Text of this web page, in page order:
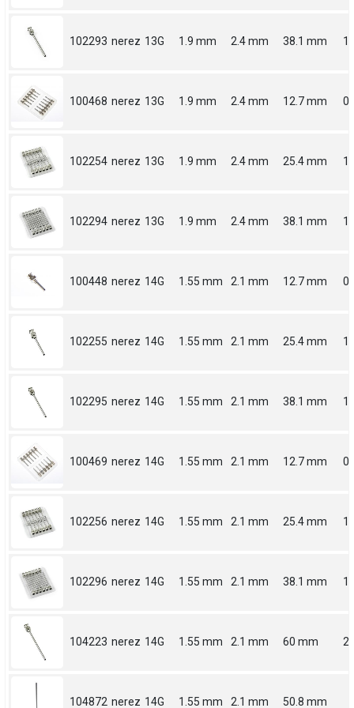
102293 nerez 13G 1.9 mm 2.4 mm 38.1 mm
100468 nerez 13G 1.9 mm 2.4 mm 12.7 mm
102254 nerez 13G 1.9 mm 2.4 mm 25.4 mm 1
102294 nerez 13G 1.9 mm 2.4 mm 38.1 mm
100448 nerez 14G 1.55 mm 2.1 mm 12.7 mm
102255 nerez 14G 1.55 mm 2.1 mm 25.4 mm 1
102295 nerez 14G 1.55 mm 2.1 mm 38.1 mm
100469 nerez 14G 1.55 mm 2.1 mm 12.7 mm
102256 nerez 14G 1.55 mm 2.1 mm 25.4 mm 1
102296 nerez 14G 1.55 mm 2.1 mm 38.1 mm
104223 nerez 14G 1.55 mm 2.1 mm 60 mm
104872 nerez 14G 1.55 mm 2.1 mm 50.8 mm